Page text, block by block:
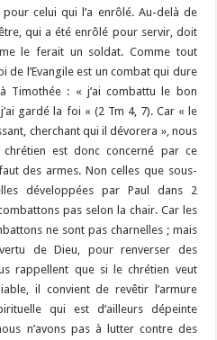
celui qui l’a enrôlé. Au-delà de
qui a été enrôlé pour servir, doit
le ferait un soldat. Comme tout
de l’Evangile est un combat qui dure
Timothée : « j’ai combattu le bon
gardé la foi « (2 Tm 4, 7). Car « le
cherchant qui il dévorera », nous
est donc concerné par ce
des armes. Non celles que sous-
développées par Paul dans 2
pas selon la chair. Car les
ne sont pas charnelles ; mais
de Dieu, pour renverser des
rappellent que si le chrétien veut
il convient de revêtir l’armure
qui est d’ailleurs dépeinte
n’avons pas à lutter contre des